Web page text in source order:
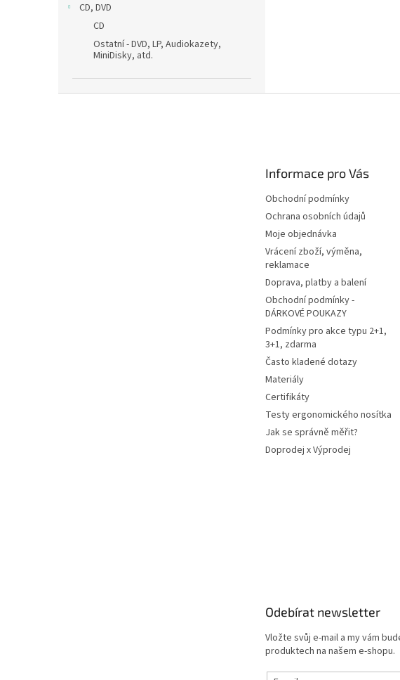
CD, DVD
CD
Ostatní - DVD, LP, Audiokazety,
MiniDisky, atd.
Informace pro Vás
Obchodní podmínky
Ochrana osobních údajů
Moje objednávka
Vrácení zboží, výměna,
reklamace
Doprava, platby a balení
Obchodní podmínky -
DÁRKOVÉ POUKAZY
Podmínky pro akce typu 2+1,
3+1, zdarma
Často kladené dotazy
Materiály
Certifikáty
Testy ergonomického nosítka
Jak se správně měřit?
Doprodej x Výprodej
Odebírat newsletter
Vložte svůj e-mail a my vám
produktech na našem e-shopu.